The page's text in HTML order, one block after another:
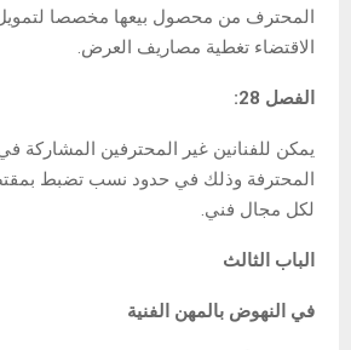
المحترف من محصول بيعها مخصصا
الاقتضاء تغطية مصاريف العرض.
الفصل 28:
يمكن للفنانين غير المحترفين المشاركة
المحترفة وذلك في حدود نسب تضبط
لكل مجال فني.
الباب الثالث
في النهوض بالمهن الفنية